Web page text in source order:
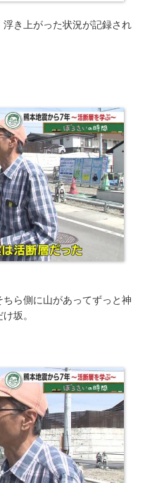
き上がった状況が記録され
ら側に山があってずっと神
坂。